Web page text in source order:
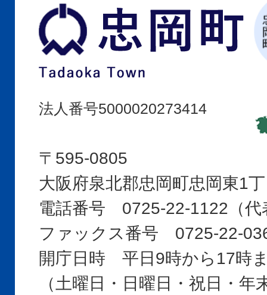
忠
岡
町
Tadaoka
Town
法人番号5000020273414
〒595-0805
大阪府泉北郡忠岡町忠岡東1
電話番号 0725-22-1122（
ファックス番号 0725-22-
開庁日時 平日9時から17時
（土曜日・日曜日・祝日・年